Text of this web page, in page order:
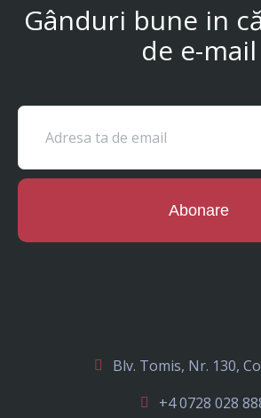
Gânduri bune in
de e-mail
Abonare
Blv. Tomis, Nr. 130,
+4 0728 028